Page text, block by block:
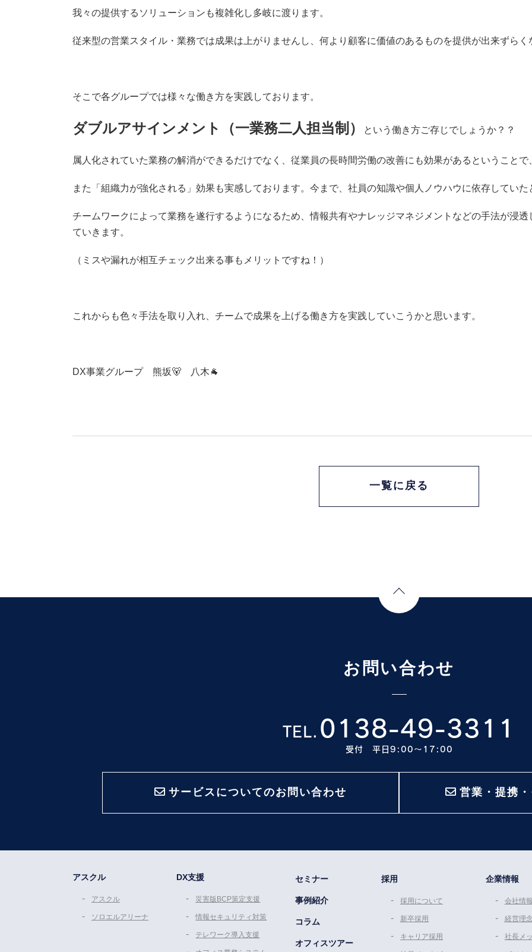
我々の提供するソリューションも複雑化し多岐に渡ります。
従来型の営業スタイル・業務では成果は上がりませんし、何より顧客に価値のあるものを提供が出来ずらく
そこで各グループでは様々な働き方を実践しております。
ダブルアサインメント（一業務二人担当制） という働き方ご存じでしょうか？？
属人化されていた業務の解消ができるだけでなく、従業員の長時間労働の改善にも効果があるということで
また「組織力が強化される」効果も実感しております。今まで、社員の知識や個人ノウハウに依存していた
チームワークによって業務を遂行するようになるため、情報共有やナレッジマネジメントなどの手法が浸
ていきます。
（ミスや漏れが相互チェック出来る事もメリットですね！）
これからも色々手法を取り入れ、チームで成果を上げる働き方を実践していこうかと思います。
DX事業グループ 熊坂🐻 八木🐐
一覧に戻る
お問い合わせ
TEL. 0138-49-3311
受付 平日9:00〜17:00
サービスについてのお問い合わせ 営業・提携
アスクル
アスクル
ソロエルアリーナ
DX支援
災害版BCP策定支援
情報セキュリティ対策
テレワーク導入支援
セミナー
事例紹介
コラム
オフィスツアー
採用
採用について
新卒採用
キャリア採用
企業情報
会社情報
経営理念
社長メ